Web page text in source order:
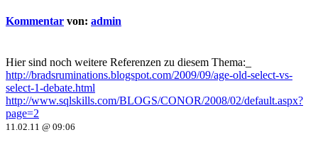
Kommentar von: admin
Hier sind noch weitere Referenzen zu diesem Thema:_
http://bradsruminations.blogspot.com/2009/09/age-old-select-vs-
select-1-debate.html
http://www.sqlskills.com/BLOGS/CONOR/2008/02/default.aspx?
page=2
11.02.11 @ 09:06